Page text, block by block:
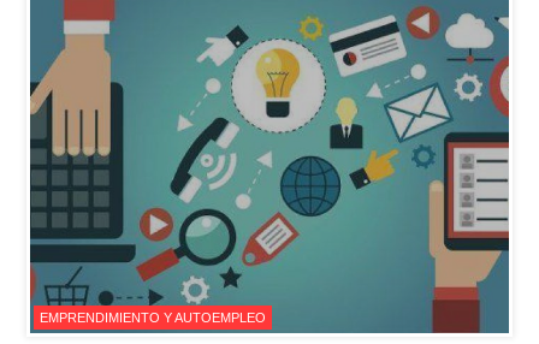
EMPRENDIMIENTO Y AUTOEMPLEO